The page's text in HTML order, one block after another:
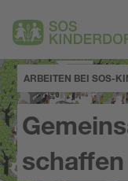
ARBEITEN BEI SOS-
schaffen